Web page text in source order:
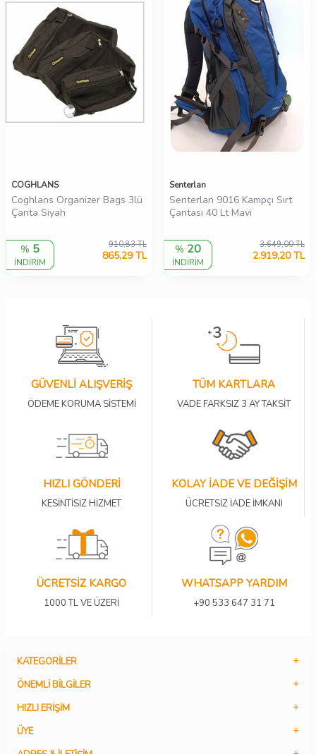
COGHLANS
Coghlans Organizer Bags 3lü
Çanta Siyah
% 5
İNDİRİM
910,83TL
865,29TL
Senterlan
Senterlan 9016 Kampçı Sırt
Çantası 40 Lt Mavi
% 20
İNDİRİM
3.649,00TL
2.919,20TL
GÜVENLİ ALIŞVERİŞ
ÖDEME KORUMA SİSTEMİ
TÜM KARTLARA
VADE FARKSIZ 3 AY TAKSİT
HIZLI GÖNDERİ
KESİNTİSİZ HİZMET
KOLAY İADE VE DEĞİŞİM
ÜCRETSİZ İADE İMKANI
ÜCRETSİZ KARGO
1000 TL VE ÜZERİ
WHATSAPP YARDIM
+90 533 647 31 71
KATEGORILER
ÖNEMLI BILGILER
HIZLI ERIŞIM
ÜYE